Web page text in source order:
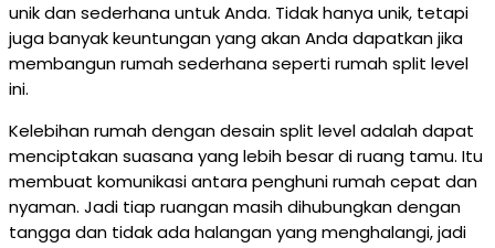
unik dan sederhana untuk Anda. Tidak hanya unik, tetapi
juga banyak keuntungan yang akan Anda dapatkan jika
membangun rumah sederhana seperti rumah split level
ini.
Kelebihan rumah dengan desain split level adalah dapat
menciptakan suasana yang lebih besar di ruang tamu. Itu
membuat komunikasi antara penghuni rumah cepat dan
nyaman. Jadi tiap ruangan masih dihubungkan dengan
tangga dan tidak ada halangan yang menghalangi, jadi